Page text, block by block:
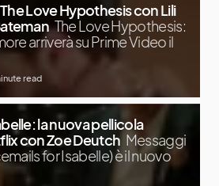
Love Hypothesis con Lili
The Love Hypothesis:
arriverà su Prime Video il
read
la nuova pellicola
con Zoe Deutch Messaggi
for Isabelle) è il nuovo